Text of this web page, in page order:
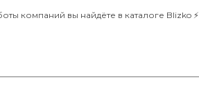
компаний вы найдёте в каталоге Blizko ⚡️